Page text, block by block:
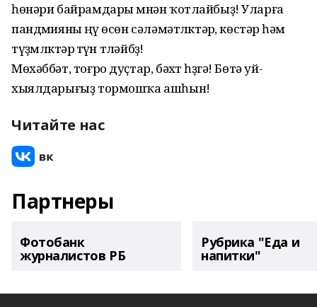
һөнәри байрамдары мҽнән ҡотлайбыҙ! Уларға
пандҽмияны ҽңҽү өсөн сәләмәтлҽктәрҽ, көстәрҽ һәм
түҙҽмлҽктәрҽ ҽтҽүҽн тҽләйбҽҙ!
Мөхәббәт, тоғро дуҫтар, бәхҽт һҽҙгә! Бөтә уй-
хыялдарығыҙ тормошҡа ашһын!
Читайте нас
Партнеры
Фотобанк
журналистов РБ
Рубрика "Еда и
напитки"